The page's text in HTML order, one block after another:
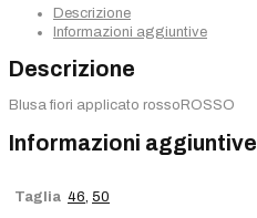
Descrizione
Informazioni aggiuntive
Descrizione
Blusa fiori applicato rossoROSSO
Informazioni aggiuntive
Taglia 46 50